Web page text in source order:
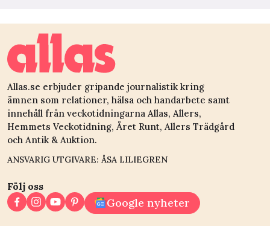
Allas.se erbjuder gripande journalistik kring
ämnen som relationer, hälsa och handarbete samt
innehåll från veckotidningarna Allas, Allers,
Hemmets Veckotidning, Året Runt, Allers Trädgård
och Antik & Auktion.
ANSVARIG UTGIVARE: ÅSA LILIEGREN
Följ oss
Google nyheter